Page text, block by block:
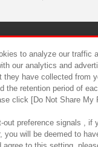
食品のご提供に
to analyze our traffic
our analytics and
they have collected from
the retention period of
click [Do Not Share
preference signals , if
will be deemed to